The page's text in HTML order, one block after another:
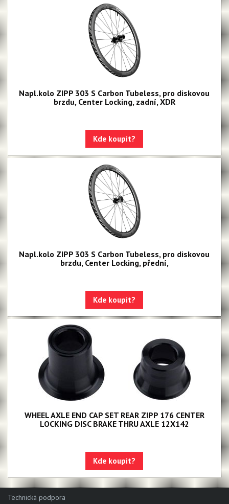
Napl.kolo ZIPP 303 S Carbon Tubeless, pro diskovou
brzdu, Center Locking, zadní, XDR
Kde koupit?
Napl.kolo ZIPP 303 S Carbon Tubeless, pro diskovou
brzdu, Center Locking, přední,
Kde koupit?
WHEEL AXLE END CAP SET REAR ZIPP 176 CENTER
LOCKING DISC BRAKE THRU AXLE 12X142
Kde koupit?
Technická podpora